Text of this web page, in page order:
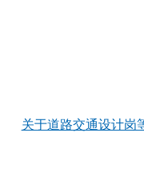
关于道路交通设计岗